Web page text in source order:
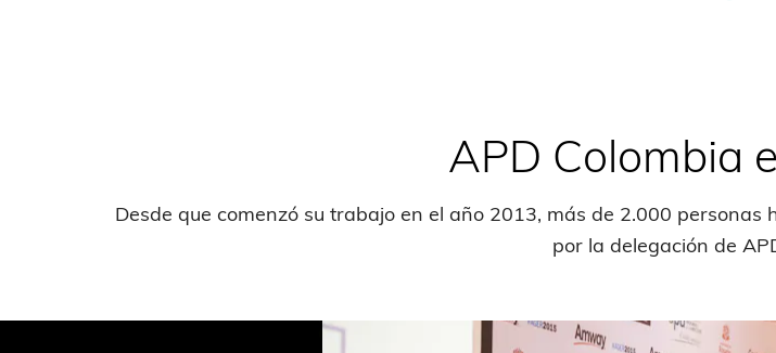
APD Colombia
Desde que comenzó su trabajo en el año 2013, más de 2.000
por la delegación de